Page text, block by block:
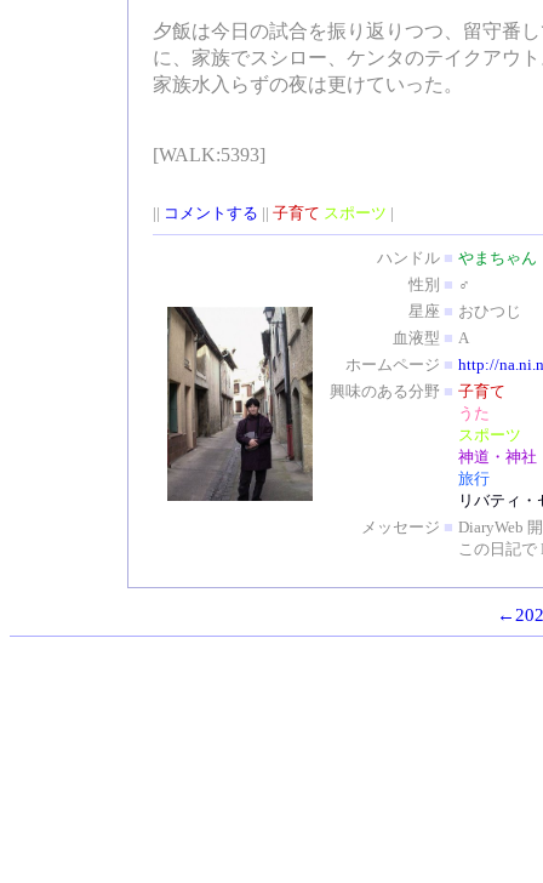
夕飯は今日の試合を振り返りつつ、留守番
に、家族でスシロー、ケンタのテイクアウ
家族水入らずの夜は更けていった。
[WALK:5393]
|| コメントする || 子育て スポーツ |
ハンドル ■ やまちゃん
性別 ■ ♂
星座 ■ おひつじ
血液型 ■ A
ホームページ ■ http://
興味のある分野 ■ 子育て
うた
スポーツ
神道・神社
旅行
リバティ
メッセージ ■ DiaryWeb
この日記